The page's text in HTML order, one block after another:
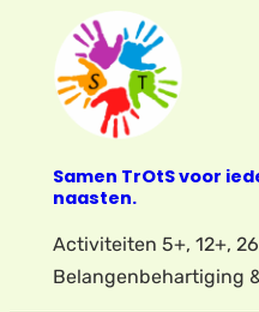
inhoud
Samen TrOtS voor
naasten.
Activiteiten 5+, 12+,
Belangenbehartiging